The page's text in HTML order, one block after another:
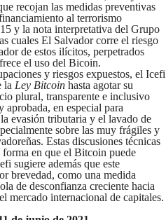
recojan las medidas preventivas
al terrorismo
y la nota interpretativa del Grupo
cuales El Salvador corre el riesgo
de estos ilícitos, perpetrados
el uso del Bicoin.
y riesgos expuestos, el Icefi
la Ley Bitcoin hasta agotar su
plural, transparente e inclusivo
aprobada, en especial para
evasión tributaria y el lavado de
sobre las muy frágiles y
Estas discusiones técnicas
forma en que el Bitcoin puede
sugiere además que este
brevedad, como una medida
de desconfianza creciente hacia
mercado internacional de capitales.